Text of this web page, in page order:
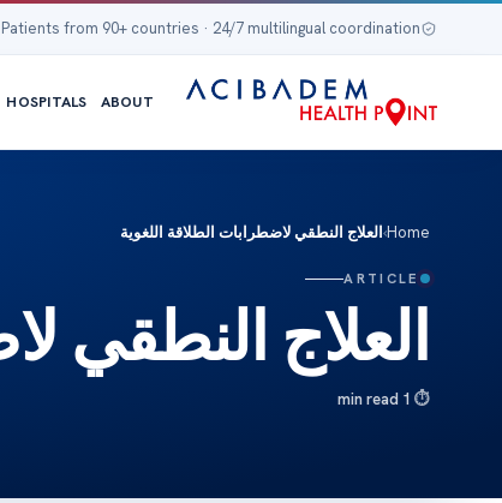
from 90+ countries · 24/7 multilingual coordination
ABOUT
HOSPITALS
Home
›العلاج النطقي لاضطرابات الطلاقة اللغوية
ARTICLE
العلاج النطقي
1 min read